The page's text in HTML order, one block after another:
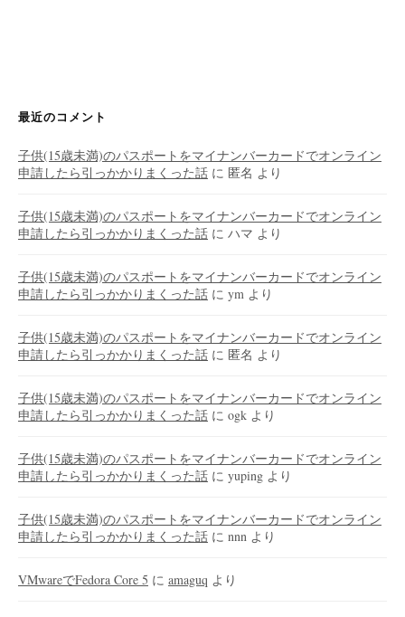
最近のコメント
子供(15歳未満)のパスポートをマイナンバーカードでオンライン
申請したら引っかかりまくった話 に 匿名 より
子供(15歳未満)のパスポートをマイナンバーカードでオンライン
申請したら引っかかりまくった話 に ハマ より
子供(15歳未満)のパスポートをマイナンバーカードでオンライン
申請したら引っかかりまくった話 に ym より
子供(15歳未満)のパスポートをマイナンバーカードでオンライン
申請したら引っかかりまくった話 に 匿名 より
子供(15歳未満)のパスポートをマイナンバーカードでオンライン
申請したら引っかかりまくった話 に ogk より
子供(15歳未満)のパスポートをマイナンバーカードでオンライン
申請したら引っかかりまくった話 に yuping より
子供(15歳未満)のパスポートをマイナンバーカードでオンライン
申請したら引っかかりまくった話 に nnn より
VMwareでFedora Core 5 に amaguq より